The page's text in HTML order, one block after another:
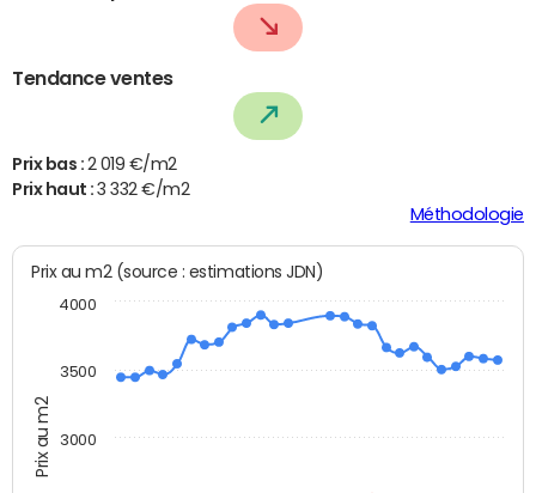
Tendance ventes
Prix bas : 2 019 €/m2
Prix haut :3 332 €/m2
Méthodologie
Prix au m2
Prix au m2 (source : estimations JDN)
3000
3500
4000